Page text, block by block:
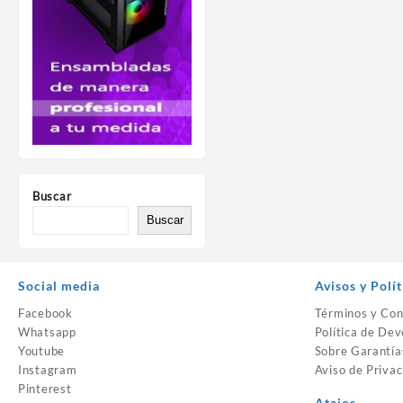
Buscar
Buscar
Social media
Facebook
Whatsapp
Youtube
Instagram
Pinterest
Avisos y
Términos y
Política de
Sobre
Aviso de